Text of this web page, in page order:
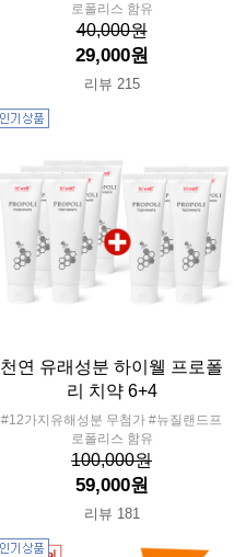
로폴리스 함유
40,000원
29,000원
리뷰 215
천연 유래성분 하이웰 프로폴
리 치약 6+4
#12가지유해성분 무첨가 #뉴질랜드프
로폴리스 함유
100,000원
59,000원
리뷰 181